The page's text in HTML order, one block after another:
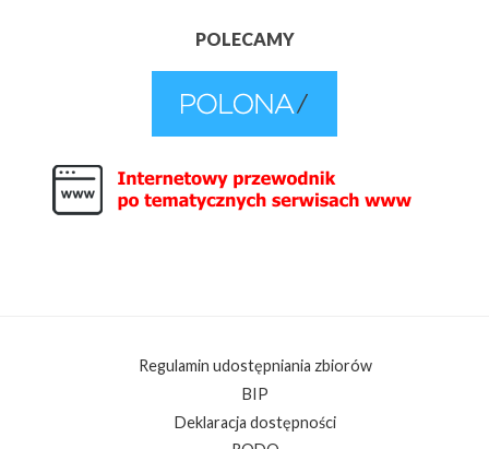
POLECAMY
Regulamin udostępniania zbiorów
BIP
Deklaracja dostępności